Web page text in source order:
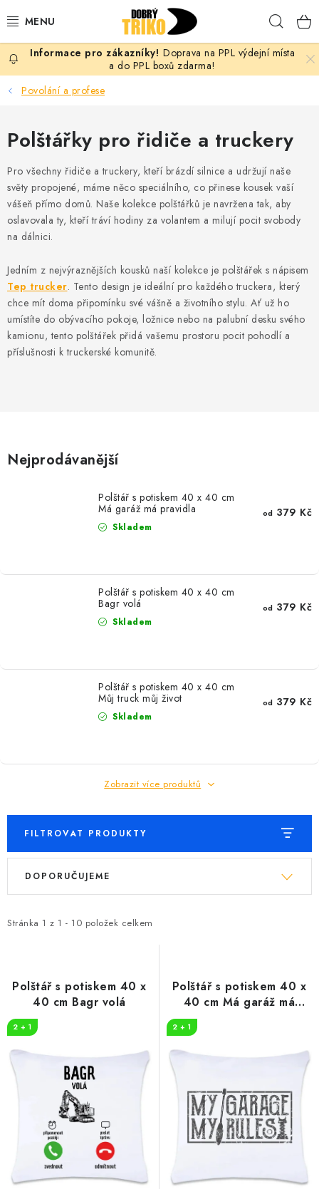
na
PRO ŽENY
PRO MUŽE
PRO DĚTI
DOPLŇKY
PRO PÁRY
TRIČKA
MIKINY
OKAMŽITĚ K ODBĚRU
VÁNOCE
PROVIZNÍ SYSTÉM
Zásady zpracování ochrany osobních údajů
Napište nám
Doprava na PPL výdejní místa
a do PPL boxů zdarma!
Povolání a profese
Polštářky pro řidiče a truckery
Pro všechny řidiče a truckery, kteří brázdí silnice a udržují naše
světy propojené, máme něco speciálního, co přinese kousek vaší
vášeň přímo domů. Naše kolekce polštářků je navržena tak, aby
oslavovala ty, kteří tráví hodiny za volantem a milují pocit svobody
na dálnici.
Jedním z nejvýraznějších kousků naší kolekce je polštářek s nápisem
Tep trucker. Tento design je ideální pro každého truckera, který
chce mít doma připomínku své vášně a životního stylu. Ať už ho
umístíte do obývacího pokoje, ložnice nebo na palubní desku svého
kamionu, tento polštářek přidá vašemu prostoru pocit pohodlí a
příslušnosti k truckerské komunitě.
Nejprodávanější
Polštář s potiskem 40 x 40 cm
Má garáž má pravidla
Skladem
od 379 Kč
Polštář s potiskem 40 x 40 cm
Bagr volá
Skladem
od 379 Kč
Polštář s potiskem 40 x 40 cm
Můj truck můj život
Skladem
od 379 Kč
Zobrazit více produktů
FILTROVAT PRODUKTY
V
i
r
d
u
k
Stránka 1 z 1 - 10 položek celkem
Ř
e
p
o
d
u
k
DOPORUČUJEME
Polštář s potiskem 40 x
40 cm Bagr volá
2 + 1
Polštář s potiskem 40 x
40 cm Má garáž má
2 + 1